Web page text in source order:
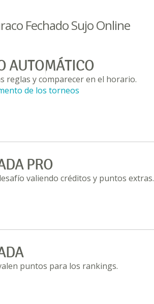
Fechado Sujo Online
AUTOMÁTICO
reglas y comparecer en el horario.
de los torneos
PRO
valiendo créditos y puntos extras.
puntos para los rankings.